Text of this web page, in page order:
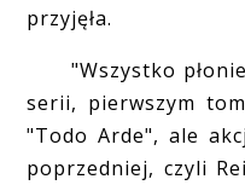
przyjęła.
"Wszystko
serii, pierwszym
"Todo Arde", ale
poprzedniej, czyli